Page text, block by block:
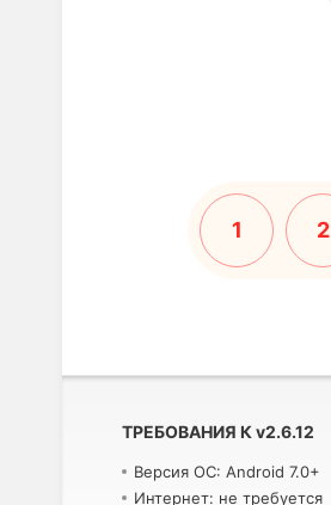
1 2
ТРЕБОВАНИЯ К v2.6.12
Версия ОС: Android 7.0+
Интернет: не требуется